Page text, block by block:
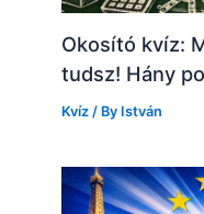
Okosító kvíz:
tudsz! Hány
Kvíz / By István